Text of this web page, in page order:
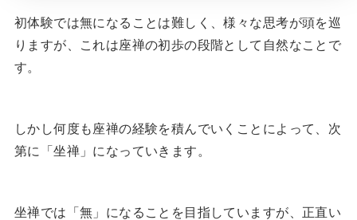
初体験では無になることは難しく、様々な思考が頭を巡
りますが、これは座禅の初歩の段階として自然なことで
す。
しかし何度も座禅の経験を積んでいくことによって、次
第に「坐禅」になっていきます。
坐禅では「無」になることを目指していますが、正直い